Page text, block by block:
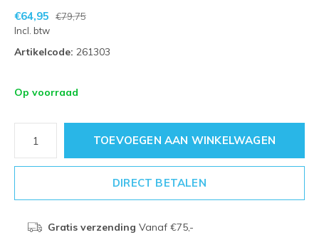
€64,95
€79,75
Incl. btw
Artikelcode: 261303
Op voorraad
TOEVOEGEN AAN WINKELWAGEN
DIRECT BETALEN
Gratis verzending Vanaf €75,-